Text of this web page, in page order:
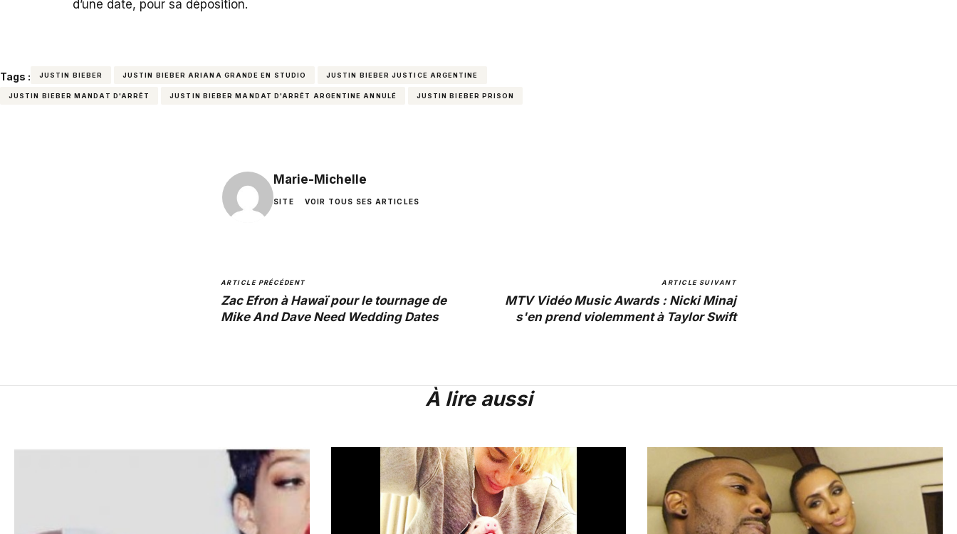
d’une date, pour sa déposition.
Tags : JUSTIN BIEBER JUSTIN BIEBER ARIANA GRANDE EN STUDIO JUSTIN BIEBER JUSTICE ARGENTINE
JUSTIN BIEBER MANDAT D'ARRÊT JUSTIN BIEBER MANDAT D'ARRÊT ARGENTINE ANNULÉ JUSTIN BIEBER PRISON
Marie-Michelle
SITE VOIR TOUS SES ARTICLES
ARTICLE PRÉCÉDENT
Zac Efron à Hawaï pour le tournage de
Mike And Dave Need Wedding Dates
ARTICLE SUIVANT
MTV Vidéo Music Awards : Nicki Minaj
s'en prend violemment à Taylor Swift
À lire aussi